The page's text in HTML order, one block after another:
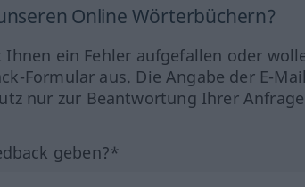
Online Wörterbüchern?
ein Fehler aufgefallen oder
Formular aus. Die Angabe der E-
nur zur Beantwortung Ihrer
geben?*